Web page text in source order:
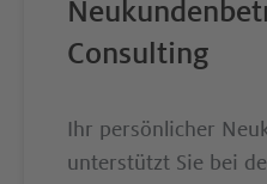
Consulting
Ihr persönlicher
unterstützt Sie bei